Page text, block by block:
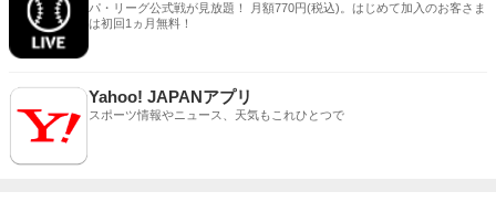
パ・リーグ公式戦が見放題！ 月額770円(税込)。はじめて加入のお客さま
は初回1ヵ月無料！
Yahoo! JAPANアプリ
スポーツ情報やニュース、天気もこれひとつで